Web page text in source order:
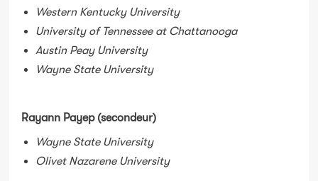
Western Kentucky University
University of Tennessee at Chattanooga
Austin Peay University
Wayne State University
Rayann Payep (secondeur)
Wayne State University
Olivet Nazarene University